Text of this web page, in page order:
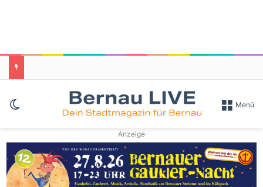
Skin umschalten Menü
Anzeige